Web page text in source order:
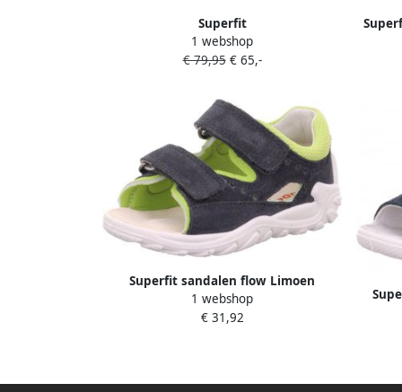
Superfit
9014~~~~~~~~~~~~~~~~~~~~~~~~~~
MeisjesSandalenKindersandalen Roze
1 webshop
€ 79,95€ 65,-
Superfit sandalen flow Limoen
1 webshop
€ 31,92